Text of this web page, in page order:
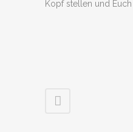
Kopf stellen und